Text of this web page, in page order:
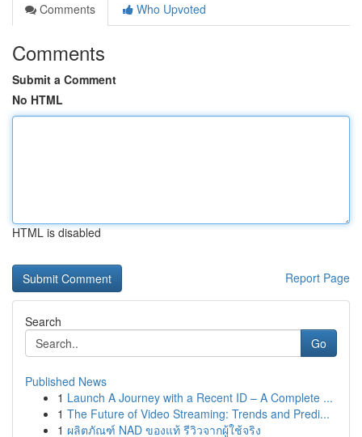
Comments
Who Upvoted
Comments
Submit a Comment
No HTML
HTML is disabled
Report Page
Search
Go
Published News
1 Launch A Journey with a Recent ID – A Complete ...
1 The Future of Video Streaming: Trends and Predi...
1 ผลิตภัณฑ์ NAD ของแท้ รีวิวจากผู้ใช้จริง